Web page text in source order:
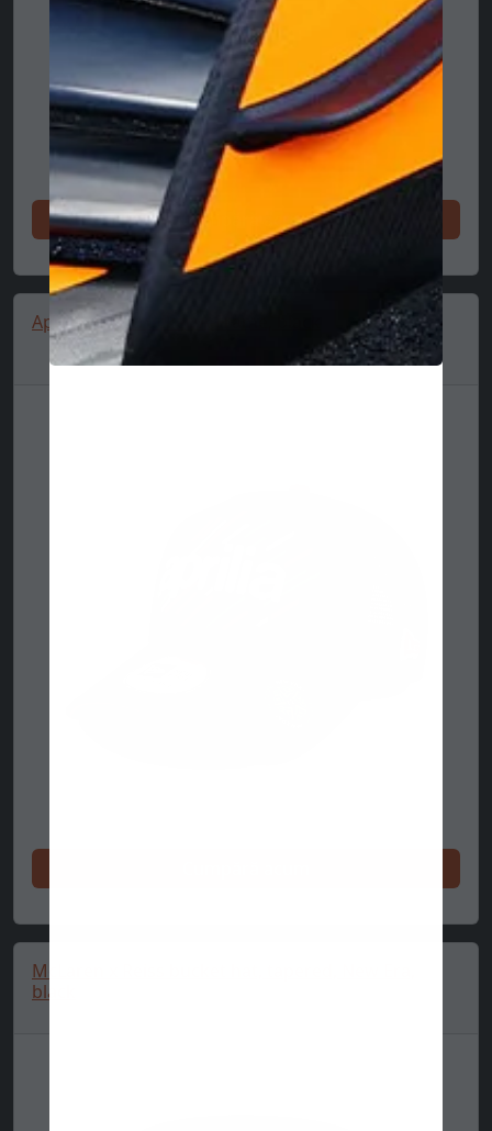
Cumpără acum
Aprilia, cap, trucker, A-Frame, black
McLaren x Reiss bucket hat, tapered, New Era,
black